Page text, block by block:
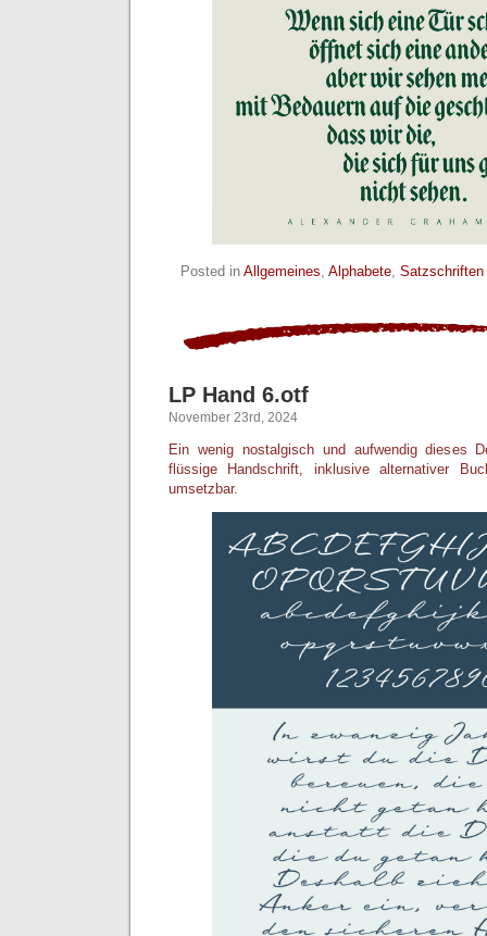
Posted in Allgemeines Alphabete Satzschriften
LP Hand 6.otf
November 23rd, 2024
Ein wenig nostalgisch und aufwendig dieses
flüssige Handschrift, inklusive alternativer
umsetzbar.